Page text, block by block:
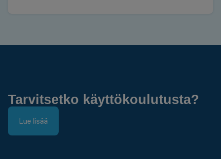
Tarvitsetko käyttökoulutusta?
Lue lisää